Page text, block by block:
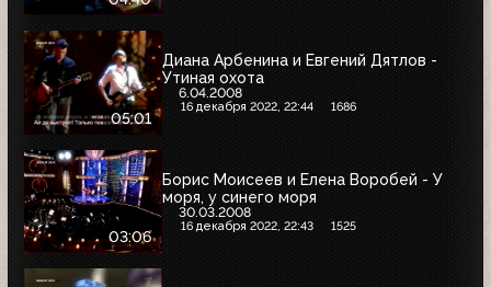
05:01
Диана Арбенина и Евгений Дятлов -
Утиная охота
6.04.2008
16 декабря 2022, 22:44 1686
03:06
Борис Моисеев и Елена Воробей - У
моря, у синего моря
30.03.2008
16 декабря 2022, 22:43 1525